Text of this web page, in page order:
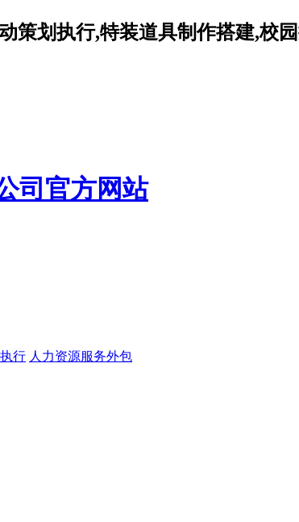
策划执行,特装道具制作搭建,校
行 人力资源服务外包